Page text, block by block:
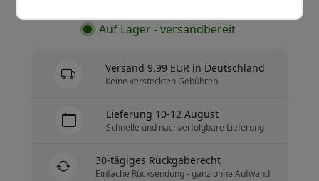
Auf Lager - versandbereit
Versand 9.99 EUR in Deutschland
Keine versteckten Gebühren
Lieferung 10-12 August
Schnelle und nachverfolgbare Lieferung
30-tägiges Rückgaberecht
Einfache Rücksendung - ganz ohne Aufwand